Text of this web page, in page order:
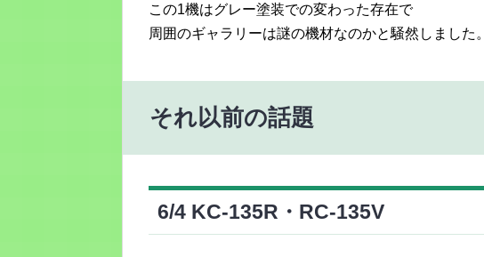
この1機はグレー塗装での変わった存在で
周囲のギャラリーは謎の機材なのかと騒然しました。
それ以前の話題
6/4 KC-135R・RC-135V